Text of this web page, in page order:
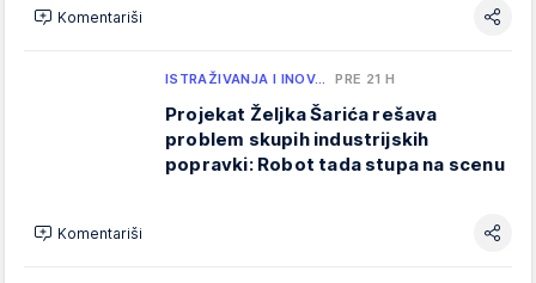
Komentariši
ISTRAŽIVANJA I INOV… PRE 21 H
Projekat Željka Šarića rešava
problem skupih industrijskih
popravki: Robot tada stupa na scenu
Komentariši